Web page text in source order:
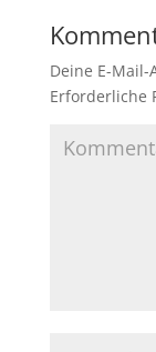
Deine E-
Erforderliche